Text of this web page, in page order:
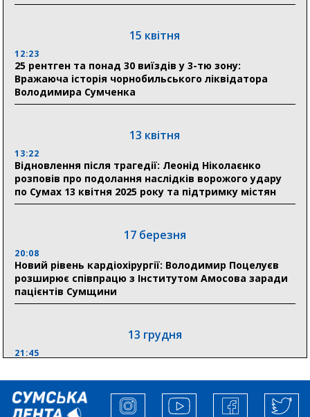
відновлення житла майже на 6,6 млн грн
31 липня
17:52
«Укрексімбанк» припиняє виплату пенсій: у
Пенсійному фонді Сумщини пояснили, що робити
людям
Артем Кобзар вручив родинам 20 полеглих Героїв
відзнаки «Почесного громадянина міста Суми»
30 липня
19:38
здобула головну відзнаку в медичній сфері України
15 квітня
12:23
25 рентген та понад 30 виїздів у 3-тю зону:
Вражаюча історія чорнобильського ліквідатора
Володимира Сумченка
13 квітня
13:22
Відновлення після трагедії: Леонід Ніколаєнко
розповів про подолання наслідків ворожого удару
по Сумах 13 квітня 2025 року та підтримку містян
17 березня
20:08
Новий рівень кардіохірургії: Володимир Поцелуєв
розширює співпрацю з Інститутом Амосова заради
пацієнтів Сумщини
13 грудня
21:45
збільшити завантаження стратегічних українських
виробників”, – нардеп Максим Гузенко